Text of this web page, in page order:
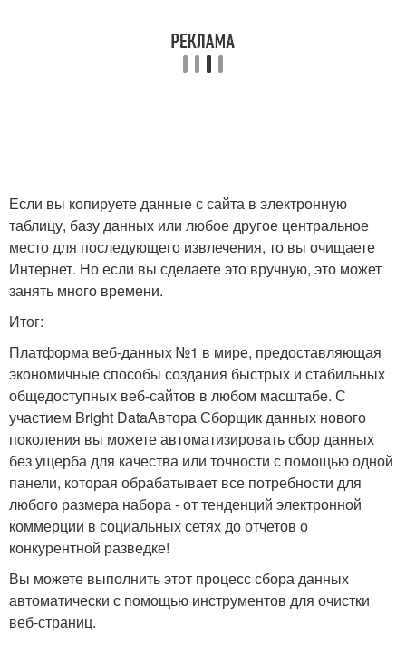
Если вы копируете данные с сайта в электронную
таблицу, базу данных или любое другое центральное
место для последующего извлечения, то вы очищаете
Интернет. Но если вы сделаете это вручную, это может
занять много времени.
Итог:
Платформа веб-данных №1 в мире, предоставляющая
экономичные способы создания быстрых и стабильных
общедоступных веб-сайтов в любом масштабе. С
участием Bright DataАвтора Сборщик данных нового
поколения вы можете автоматизировать сбор данных
без ущерба для качества или точности с помощью одной
панели, которая обрабатывает все потребности для
любого размера набора - от тенденций электронной
коммерции в социальных сетях до отчетов о
конкурентной разведке!
Вы можете выполнить этот процесс сбора данных
автоматически с помощью инструментов для очистки
веб-страниц.